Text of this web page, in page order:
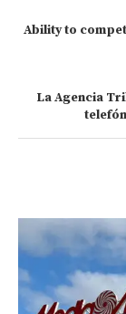
Ability to
La Agencia